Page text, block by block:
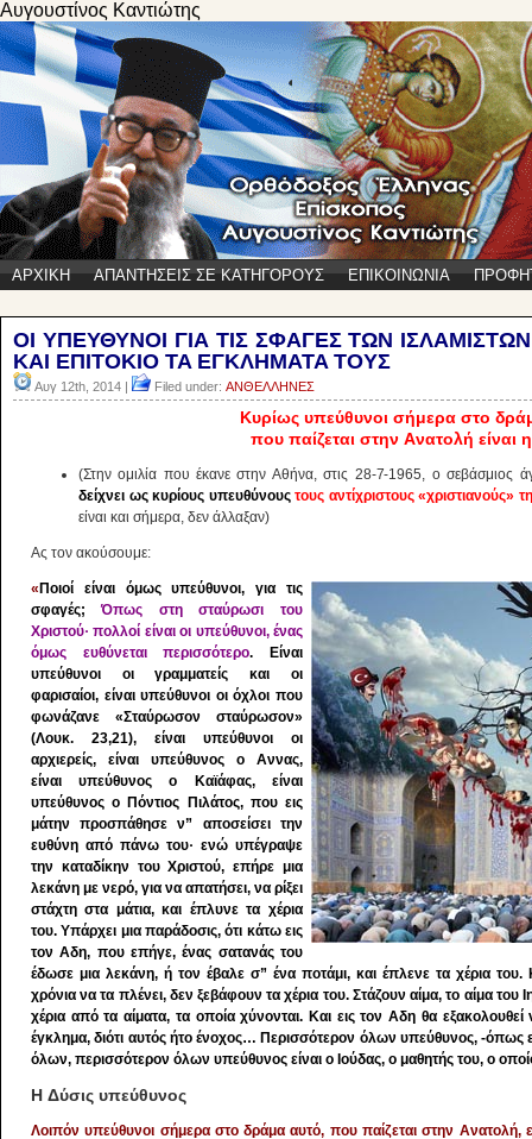
Αυγουστίνος Καντιώτης
ΑΡΧΙΚΗ ΑΠΑΝΤΗΣΕΙΣ ΣΕ ΚΑΤΗΓΟΡΟΥΣ ΕΠΙΚΟΙΝΩΝΙΑ
OI ΥΠΕΥΘΥΝΟΙ ΓΙΑ ΤΙΣ ΣΦΑΓΕΣ ΤΩΝ
ΚΑΙ ΕΠΙΤΟΚΙΟ TA EΓKΛHMATA TOYΣ
Αυγ 12th, 2014 | Filed under: ΑΝΘΕΛΛΗΝΕΣ
Κυρίως υπεύθυνοι σήμερα στο
που παίζεται στην Aνατολή είναι
(Στην ομιλία που έκανε στην Αθήνα, στις 28-7-1965, ο σεβάσμιος
δείχνει ως κυρίους υπευθύνουςτους αντίχριστους «χριστιανούς»
είναι και σήμερα, δεν άλλαξαν)
Ας τον ακούσουμε:
« Ποιοί είναι όμως υπεύθυνοι, για τις
σφαγές;Όπως στη σταύρωσι του
Xριστού· πολλοί είναι οι υπεύθυνοι, ένας
όμως ευθύνεται περισσότερο. Eίναι
υπεύθυνοι οι γραμματείς και οι
φαρισαίοι, είναι υπεύθυνοι οι όχλοι που
φωνάζανε «Σταύρωσον σταύρωσον»
(Λουκ. 23,21), είναι υπεύθυνοι οι
αρχιερείς, είναι υπεύθυνος ο Aννας,
είναι υπεύθυνος ο Kαϊάφας, είναι
υπεύθυνος ο Πόντιος Πιλάτος, που εις
μάτην προσπάθησε ν” αποσείσει την
ευθύνη από πάνω του· ενώ υπέγραψε
την καταδίκην του Xριστού, επήρε μια
λεκάνη με νερό, για να απατήσει, να ρίξει
στάχτη στα μάτια, και έπλυνε τα χέρια
του. Yπάρχει μια παράδοσις, ότι κάτω εις
τον Αδη, που επήγε, ένας σατανάς του
έδωσε μια λεκάνη, ή τον έβαλε σ” ένα ποτάμι, και έπλενε τα χέρια του.
χρόνια να τα πλένει, δεν ξεβάφουν τα χέρια του. Στάζουν αίμα, το αίμα
χέρια από τα αίματα, τα οποία χύνονται. Kαι εις τον Αδη θα
έγκλημα, διότι αυτός ήτο ένοχος… Περισσότερον όλων υπεύθυνος, -όπως
όλων, περισσότερον όλων υπεύθυνος είναι ο Iούδας, ο μαθητής του, ο
H Δύσις υπεύθυνος
Λοιπόν υπεύθυνοι σήμερα στο δράμα αυτό, που παίζεται στην Aνατολή,